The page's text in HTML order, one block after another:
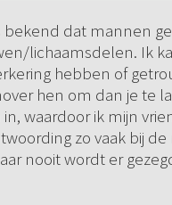
bekend dat mannen
lichaamsdelen. Ik
hebben of
hen om dan je te
in, waardoor ik mijn
zo vaak bij
nooit wordt er